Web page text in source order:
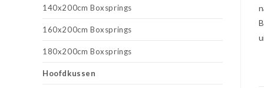
140x200cm Boxsprings
160x200cm Boxsprings
180x200cm Boxsprings
Hoofdkussen